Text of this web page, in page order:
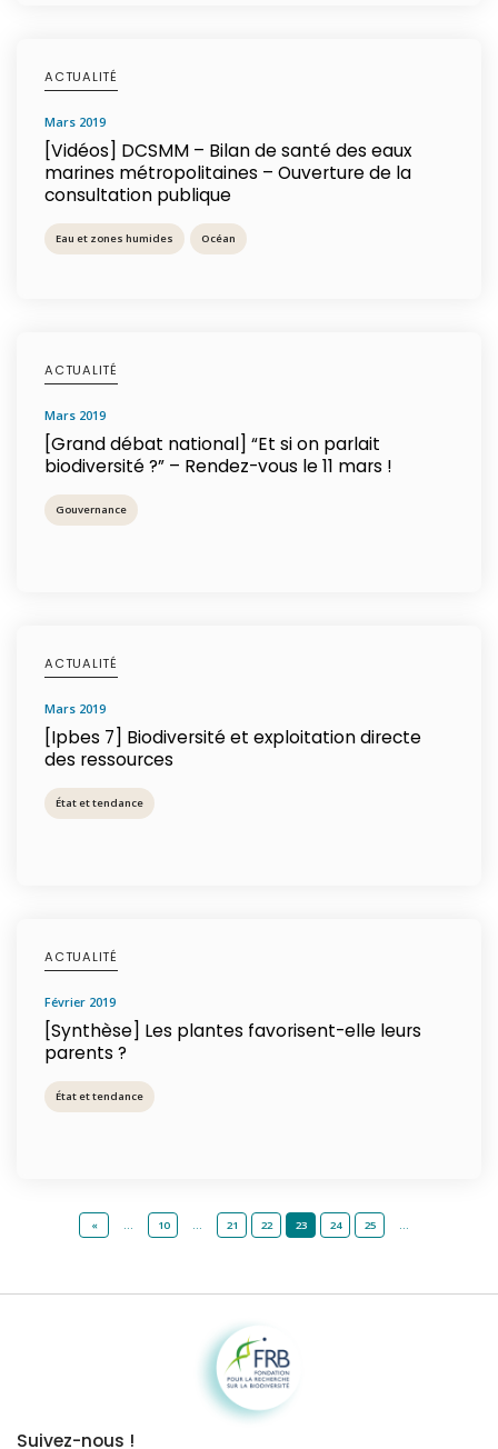
ACTUALITÉ
mars 2019
[Vidéos] DCSMM – Bilan de santé des eaux
marines métropolitaines – Ouverture de la
consultation publique
Eau et zones humides Océan
ACTUALITÉ
mars 2019
[Grand débat national] “Et si on parlait
biodiversité ?” – Rendez-vous le 11 mars !
Gouvernance
ACTUALITÉ
mars 2019
[Ipbes 7] Biodiversité et exploitation directe
des ressources
État et tendance
ACTUALITÉ
février 2019
[Synthèse] Les plantes favorisent-elle leurs
parents ?
État et tendance
« … 10 … 21 22 23 24 25 …
Fondation pour la recherche sur la biodiversité
Suivez-nous !